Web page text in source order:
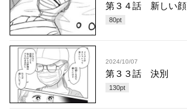
第３４話 新しい顔
80pt
2024/10/07
第３３話 決別
130pt